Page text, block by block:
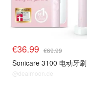
€36.99 €69.99
Sonicare 3100 电动牙刷
@dealmoon.de